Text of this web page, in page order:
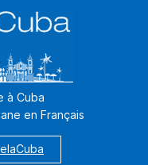
à Cuba
en Français